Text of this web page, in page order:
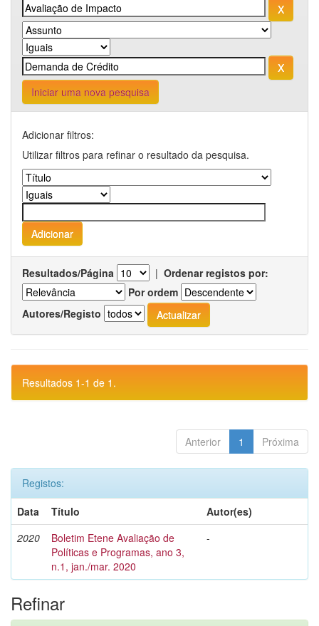
Iniciar uma nova pesquisa
Adicionar filtros:
Utilizar filtros para refinar o resultado da pesquisa.
Resultados/Página | Ordenar registos por:
Por ordem
Autores/Registo
Resultados 1-1 de 1.
Anterior 1 Próxima
Registos:
Data
Título
Autor(es)
2020
Boletim Etene Avaliação de
Políticas e Programas, ano 3,
n.1, jan./mar. 2020
-
Refinar